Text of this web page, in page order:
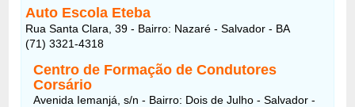
Auto Escola Eteba
Rua Santa Clara, 39 - Bairro: Nazaré - Salvador - BA
(71) 3321-4318
Centro de Formação de Condutores
Corsário
Avenida Iemanjá, s/n - Bairro: Dois de Julho - Salvador -